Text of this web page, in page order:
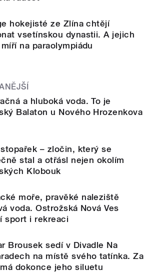
hokejisté ze Zlína chtějí
vsetínskou dynastii. A jejich
na paraolympiádu
a hluboká voda. To je
Balaton u Nového Hrozenkova
– zločin, který se
stal a otřásl nejen okolím
Klobouk
moře, pravěké naleziště
voda. Ostrožská Nová Ves
sport i rekreaci
Brousek sedí v Divadle Na
na místě svého tatínka. Za
dokonce jeho siluetu